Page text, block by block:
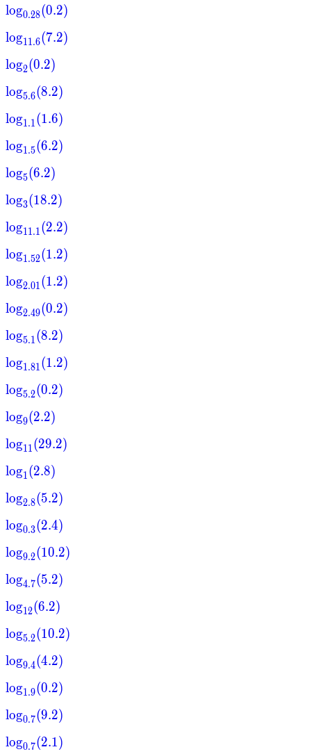
log0.28(0.2)
log11.6(7.2)
log2(0.2)
log5.6(8.2)
log1.1(1.6)
log1.5(6.2)
log5(6.2)
log3(18.2)
log11.1(2.2)
log1.52(1.2)
log2.01(1.2)
log2.49(0.2)
log5.1(8.2)
log1.81(1.2)
log5.2(0.2)
log9(2.2)
log11(29.2)
log1(2.8)
log2.8(5.2)
log0.3(2.4)
log9.2(10.2)
log4.7(5.2)
log12(6.2)
log5.2(10.2)
log9.4(4.2)
log1.9(0.2)
log0.7(9.2)
log0.7(2.1)